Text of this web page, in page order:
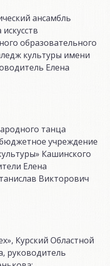
ансамбль
образовательного
культуры имени
Елена
танца
учреждение
Кашинского
Елена
Викторович
Курский Областной
руководитель